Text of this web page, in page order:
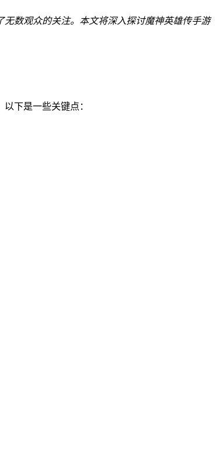
数观众的关注。本文将深入探讨魔神英雄传手游
下是一些关键点：